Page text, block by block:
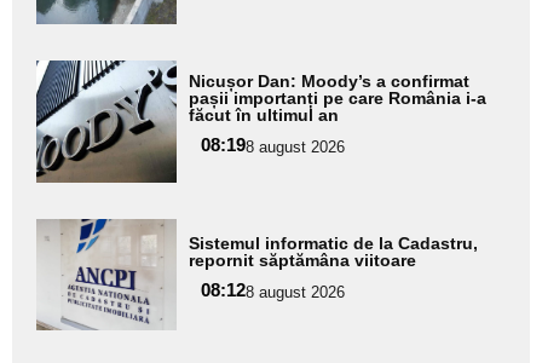
Adaugă
aici textul
pentru
subtitlu
Nicușor Dan: Moody’s a confirmat
pașii importanți pe care România i-a
făcut în ultimul an
08:198 august 2026
Adaugă
aici textul
pentru
subtitlu
Sistemul informatic de la Cadastru,
repornit săptămâna viitoare
08:128 august 2026